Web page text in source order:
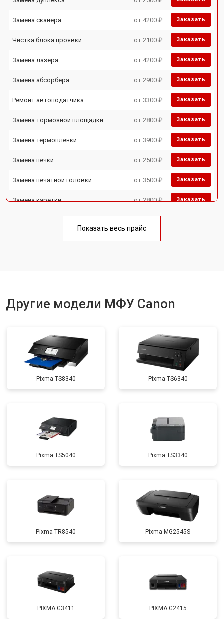
Замена сканера от 4200 ₽ Заказать
Чистка блока проявки от 2100 ₽ Заказать
Замена лазера от 4200 ₽ Заказать
Замена абсорбера от 2900 ₽ Заказать
Ремонт автоподатчика от 3300 ₽ Заказать
Замена тормозной площадки от 2800 ₽ Заказать
Замена термопленки от 3900 ₽ Заказать
Замена печки от 2500 ₽ Заказать
Замена печатной головки от 3500 ₽ Заказать
Замена каретки от 2800 ₽ Заказать
Замена блока питания от 2500 ₽
Показать весь прайс
Другие модели МФУ Canon
Pixma TS8340 Pixma TS6340
Pixma TS5040 Pixma TS3340
Pixma TR8540 Pixma MG2545S
PIXMA G3411 PIXMA G2415